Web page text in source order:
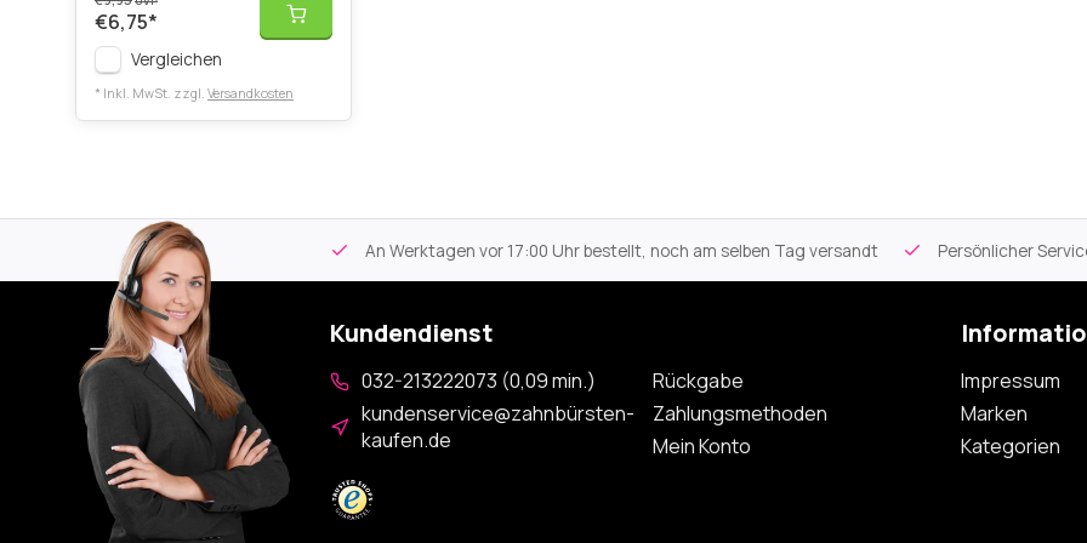
€6,75*
Vergleichen
* Inkl. MwSt. zzgl. Versandkosten
Kostenloser Versand An Werktagen vor 17:00 Uhr bestellt, noch am selben Tag versandt Persönlicher
Kundendienst
032-213222073 (0,09 min.)
kundenservice@zahnbürsten-
kaufen.de
Rückgabe
Zahlungsmethoden
Mein Konto
Impressum
Marken
Kategorien